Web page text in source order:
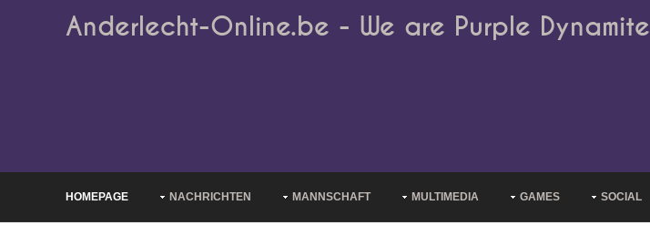
Anderlecht-Online.be - We are Purple Dynamite
HOMEPAGE NACHRICHTEN MANNSCHAFT MULTIMEDIA GAMES SOCIAL